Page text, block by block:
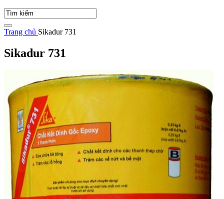
Trang chủ Sikadur 731
Sikadur 731